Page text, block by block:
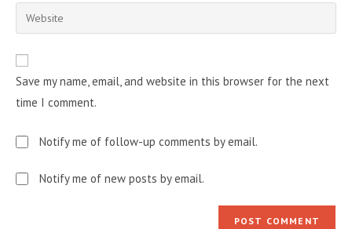
comment
email
address
Enter
your
URL
(optional)
Save my name, email, and website in this browser for the next
time I comment.
Notify me of follow-up comments by email.
Notify me of new posts by email.